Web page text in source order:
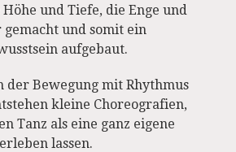
und Tiefe, die Enge und
und somit ein
aufgebaut.
der Bewegung mit Rhythmus
kleine Choreografien,
Tanz als eine ganz eigene
lassen.